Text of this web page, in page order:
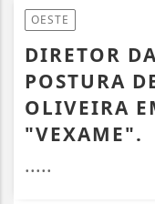
OESTE
DIRETOR
POSTURA
OLIVEIRA
"VEXAME".
.....